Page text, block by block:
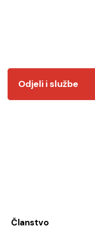
Odjeli i službe
Članstvo